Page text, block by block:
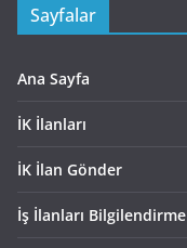
Sayfalar
Ana Sayfa
İK İlanları
İK İlan Gönder
İş İlanları Bilgilendirme